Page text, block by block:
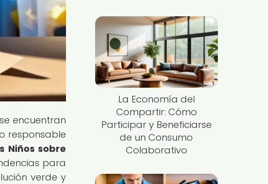
encuentran
responsable
Niños sobre
para
verde y
La Economía del
Compartir: Cómo
Participar y Beneficiarse
de un Consumo
Colaborativo